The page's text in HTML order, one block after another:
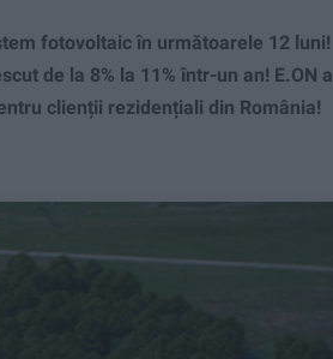
fotovoltaic în următoarele 12 luni!
de la 8% la 11% într-un an! E.ON a
clienții rezidențiali din România!